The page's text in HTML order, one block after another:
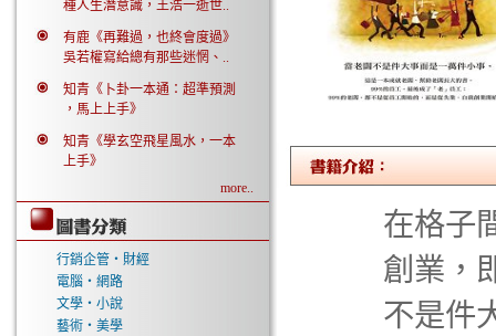
種人生潛意識，王浩一逝世..
有鹿《再難過，也終會度過》
吳若權寫給總有那些迷惘、..
知青《卜卦一本通：超準預測
，馬上上手》
知青《學玄空飛星風水，一本
上手》
more..
行銷企管‧財經
電腦‧網路
文學‧小說
藝術‧美學
在格子
創業，
不是件